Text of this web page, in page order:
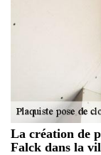
La création de
Falck dans la